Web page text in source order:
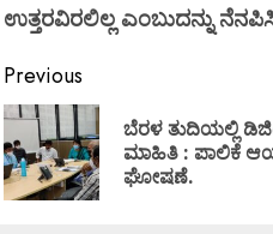
ಉತ್ತರವಿರಲಿಲ್ಲ ಎಂಬುದನ್ನು
Previous
ಬೆರಳ ತುದಿಯಲ್ಲಿ
ಮಾಹಿತಿ : ಪಾಲಿಕೆ
ಘೋಷಣೆ.